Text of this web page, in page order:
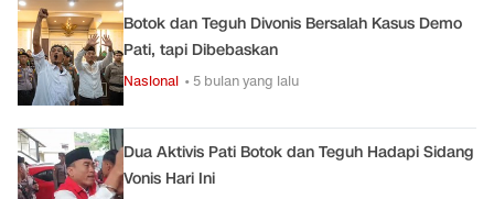
Botok dan Teguh Divonis Bersalah Kasus Demo
Pati, tapi Dibebaskan
Nasional • 5 bulan yang lalu
Dua Aktivis Pati Botok dan Teguh Hadapi Sidang
Vonis Hari Ini